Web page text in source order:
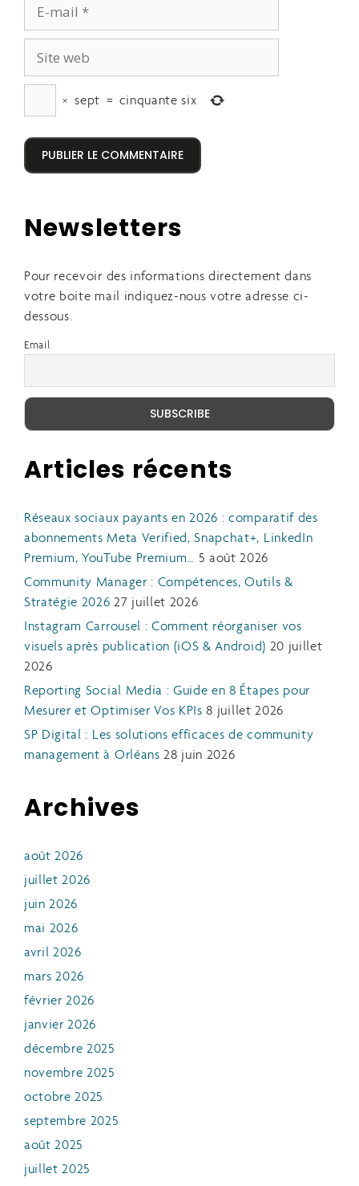
× sept = cinquante six
Newsletters
Pour recevoir des informations directement dans
votre boite mail indiquez-nous votre adresse ci-
dessous.
Email
Articles récents
Réseaux sociaux payants en 2026 : comparatif des
abonnements Meta Verified, Snapchat+, LinkedIn
Premium, YouTube Premium… 5 août 2026
Community Manager : Compétences, Outils &
Stratégie 2026 27 juillet 2026
Instagram Carrousel : Comment réorganiser vos
visuels après publication (iOS & Android) 20 juillet
2026
Reporting Social Media : Guide en 8 Étapes pour
Mesurer et Optimiser Vos KPIs 8 juillet 2026
SP Digital : Les solutions efficaces de community
management à Orléans 28 juin 2026
Archives
août 2026
juillet 2026
juin 2026
mai 2026
avril 2026
mars 2026
février 2026
janvier 2026
décembre 2025
novembre 2025
octobre 2025
septembre 2025
août 2025
juillet 2025